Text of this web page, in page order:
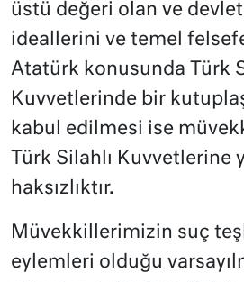
üstü değeri olan ve
ideallerini ve temel
Atatürk konusunda Türk
Kuvvetlerinde bir
kabul edilmesi ise
Türk Silahlı Kuvvetlerine
haksızlıktır.
Müvekkillerimizin suç
eylemleri olduğu